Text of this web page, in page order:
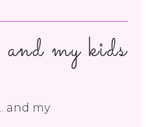
my kids